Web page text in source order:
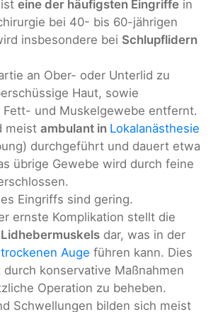
eine der häufigsten Eingriffe in
bei 40- bis 60-jährigen
insbesondere bei Schlupflidern
an Ober- oder Unterlid zu
Haut, sowie
Fett- und Muskelgewebe entfernt.
meist ambulant in Lokalanästhesie
durchgeführt und dauert etwa
übrige Gewebe wird durch feine
Eingriffs sind gering.
ernste Komplikation stellt die
dar, was in der
trockenen Auge führen kann. Dies
konservative Maßnahmen
Operation zu beheben.
Schwellungen bilden sich meist